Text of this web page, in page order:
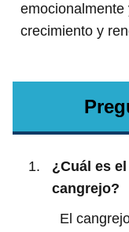
crecimiento y
¿Cuál es
cangrejo?
El